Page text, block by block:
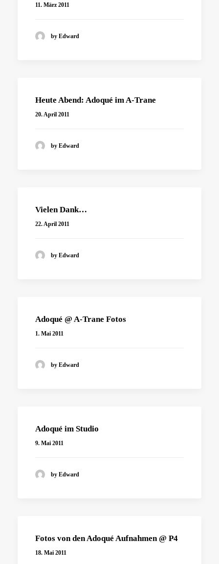
11. März 2011
by Edward
Heute Abend: Adoqué im A-Trane
20. April 2011
by Edward
Vielen Dank…
22. April 2011
by Edward
Adoqué @ A-Trane Fotos
1. Mai 2011
by Edward
Adoqué im Studio
9. Mai 2011
by Edward
Fotos von den Adoqué Aufnahmen @ P4
18. Mai 2011